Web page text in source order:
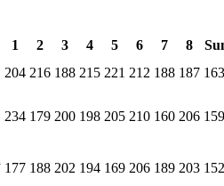
1 2 3 4 5 6 7 8
204 216 188 215 221 212 188 187
234 179 200 198 205 210 160 206
177 188 202 194 169 206 189 203